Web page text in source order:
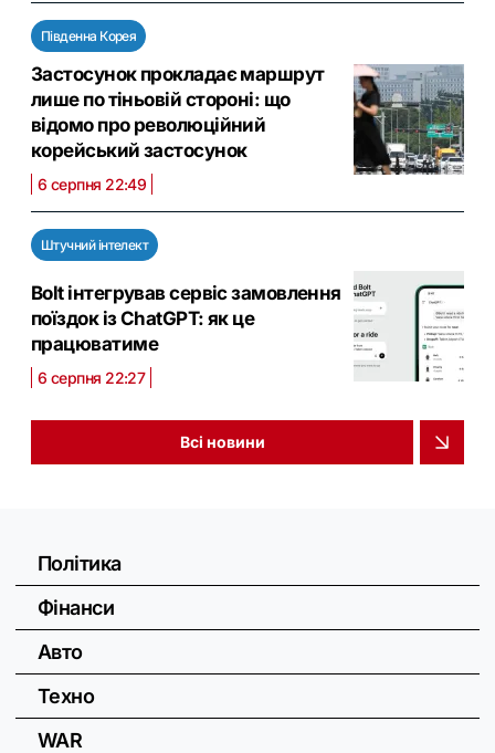
Південна Корея
Застосунок прокладає маршрут
лише по тіньовій стороні: що
відомо про революційний
корейський застосунок
6 серпня 22:49
Штучний інтелект
Bolt інтегрував сервіс замовлення
поїздок із ChatGPT: як це
працюватиме
6 серпня 22:27
Всі новини
Політика
Фінанси
Авто
Техно
WAR